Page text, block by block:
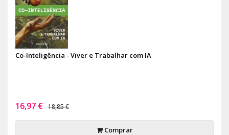
Co-Inteligência - Viver e Trabalhar com IA
16,97 € 18,85 €
Comprar